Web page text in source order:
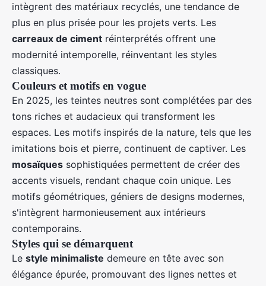
intègrent des matériaux recyclés, une tendance de
plus en plus prisée pour les projets verts. Les
carreaux de ciment réinterprétés offrent une
modernité intemporelle, réinventant les styles
classiques.
Couleurs et motifs en vogue
En 2025, les teintes neutres sont complétées par des
tons riches et audacieux qui transforment les
espaces. Les motifs inspirés de la nature, tels que les
imitations bois et pierre, continuent de captiver. Les
mosaïques sophistiquées permettent de créer des
accents visuels, rendant chaque coin unique. Les
motifs géométriques, géniers de designs modernes,
s'intègrent harmonieusement aux intérieurs
contemporains.
Styles qui se démarquent
Le style minimaliste demeure en tête avec son
élégance épurée, promouvant des lignes nettes et